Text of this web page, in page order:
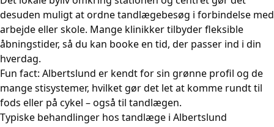
desuden muligt at ordne tandlægebesøg i forbindelse med
arbejde eller skole. Mange klinikker tilbyder fleksible
åbningstider, så du kan booke en tid, der passer ind i din
hverdag.
Fun fact: Albertslund er kendt for sin grønne profil og de
mange stisystemer, hvilket gør det let at komme rundt til
fods eller på cykel – også til tandlægen.
Typiske behandlinger hos tandlæge i Albertslund